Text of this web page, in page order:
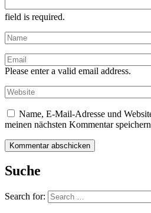
field is required.
Please enter a valid email address.
Name, E-Mail-Adresse und
meinen nächsten Kommentar
Suche
Search for: